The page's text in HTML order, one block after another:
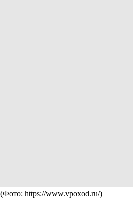
(Фото: https://www.vpoxod.ru/)